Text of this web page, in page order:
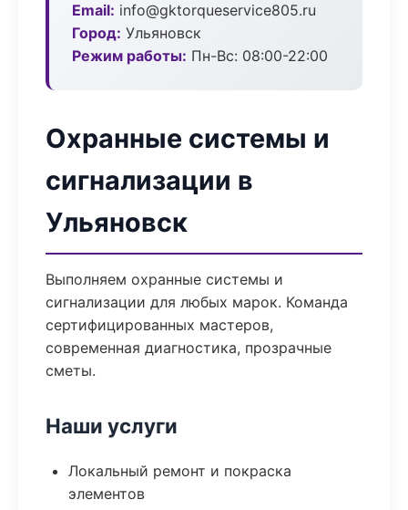
Email: info@gktorqueservice805.ru
Город: Ульяновск
Режим работы: Пн-Вс: 08:00-22:00
Охранные системы и
сигнализации в
Ульяновск
Выполняем охранные системы и
сигнализации для любых марок. Команда
сертифицированных мастеров,
современная диагностика, прозрачные
сметы.
Наши услуги
Локальный ремонт и покраска
элементов